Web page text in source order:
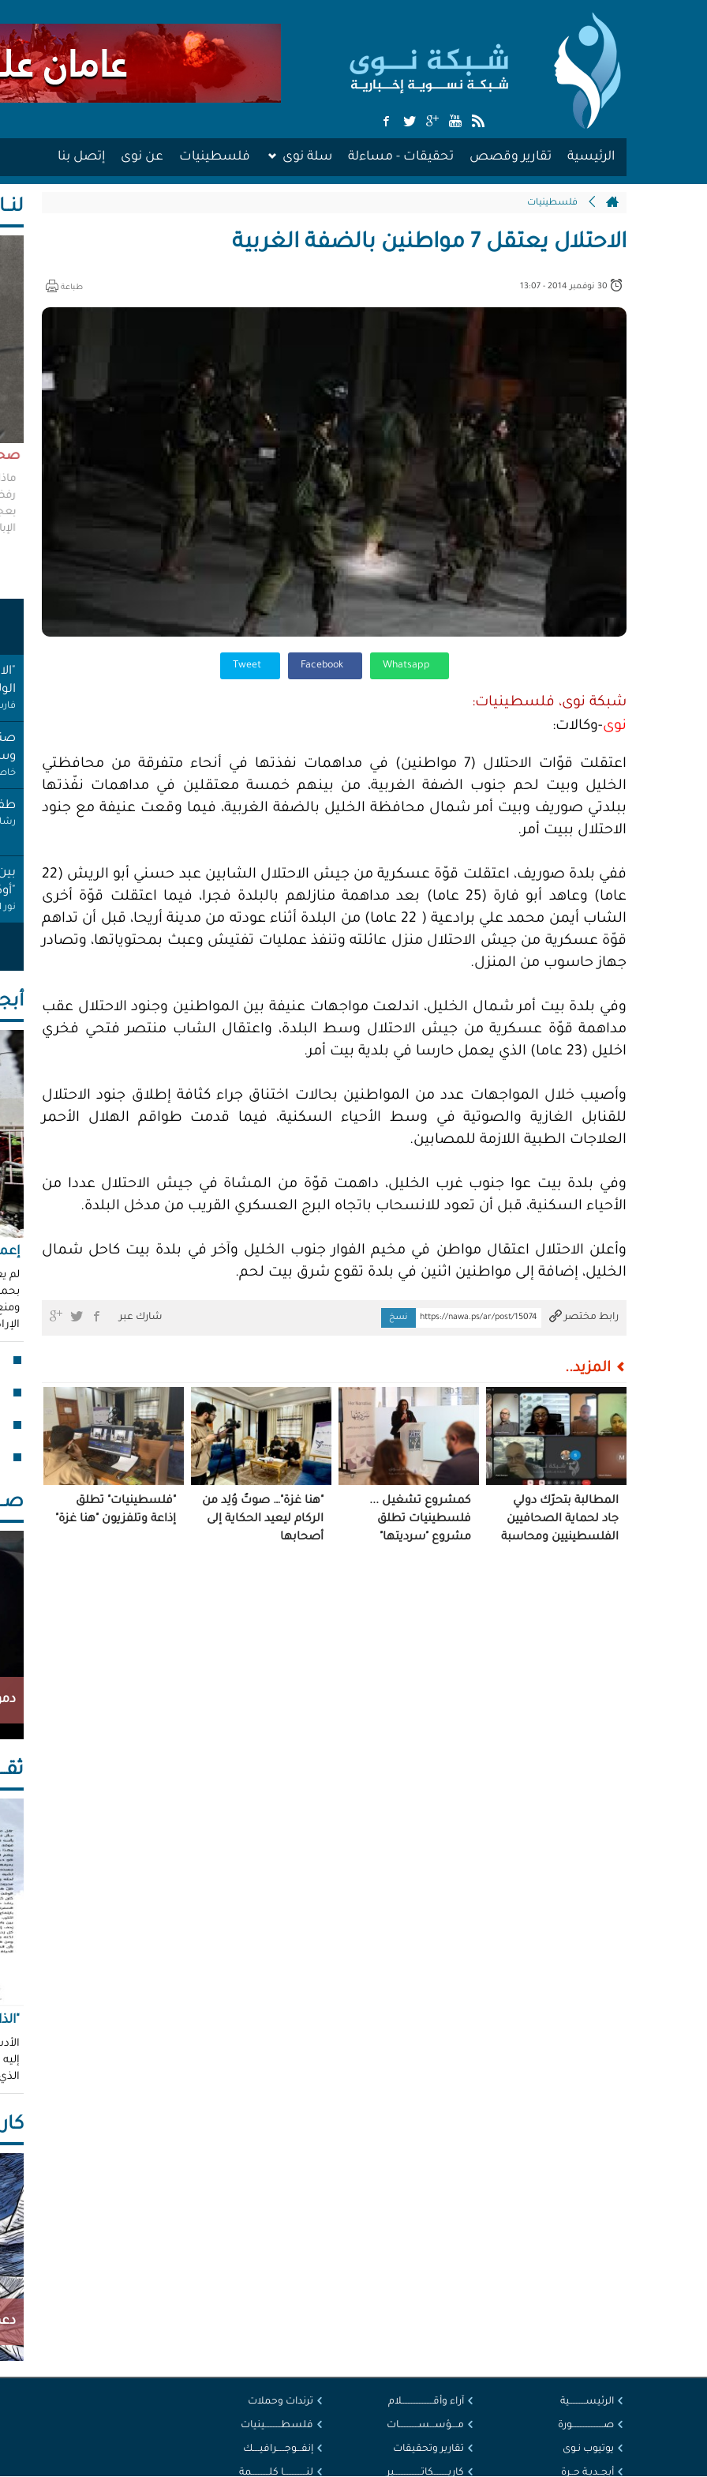
الرئيسية تقارير وقصص تحقيقات - مساءلة سلة نوى فلسطينيات عن نوى إتصل بنا
فلسطينيات
الاحتلال يعتقل 7 مواطنين بالضفة الغربية
طباعة
Tweet Facebook
شبكة نوى، فلسطينيات:
نوى-وكالات:
اعتقلت قوّات الاحتلال (7 مواطنين) في مداهمات نفذتها في أنحاء متفرقة من محافظتي
الخليل وبيت لحم جنوب الضفة الغربية، من بينهم خمسة معتقلين في مداهمات نفّذتها
ببلدتي صوريف وبيت أمر شمال محافظة الخليل بالضفة الغربية، فيما وقعت عنيفة مع جنود
الاحتلال ببيت أمر.
ففي بلدة صوريف، اعتقلت قوّة عسكرية من جيش الاحتلال الشابين عبد حسني أبو الريش (22
عاما) وعاهد أبو فارة (25 عاما) بعد مداهمة منازلهم بالبلدة فجرا، فيما اعتقلت قوّة أخرى
الشاب أيمن محمد علي برادعية ( 22 عاما) من البلدة أثناء عودته من مدينة أريحا، قبل أن تداهم
قوّة عسكرية من جيش الاحتلال منزل عائلته وتنفذ عمليات تفتيش وعبث بمحتوياتها، وتصادر
جهاز حاسوب من المنزل.
وفي بلدة بيت أمر شمال الخليل، اندلعت مواجهات عنيفة بين المواطنين وجنود الاحتلال عقب
مداهمة قوّة عسكرية من جيش الاحتلال وسط البلدة، واعتقال الشاب منتصر فتحي فخري
اخليل (23 عاما) الذي يعمل حارسا في بلدية بيت أمر.
وأصيب خلال المواجهات عدد من المواطنين بحالات اختناق جراء كثافة إطلاق جنود الاحتلال
للقنابل الغازية والصوتية في وسط الأحياء السكنية، فيما قدمت طواقم الهلال الأحمر
العلاجات الطبية اللازمة للمصابين.
وفي بلدة بيت عوا جنوب غرب الخليل، داهمت قوّة من المشاة في جيش الاحتلال عددا من
الأحياء السكنية، قبل أن تعود للانسحاب باتجاه البرج العسكري القريب من مدخل البلدة.
وأعلن الاحتلال اعتقال مواطن في مخيم الفوار جنوب الخليل وآخر في بلدة بيت كاحل شمال
الخليل، إضافة إلى مواطنين اثنين في بلدة تقوع شرق بيت لحم.
رابط مختصر https://nawa.ps/ar/post/15074
تم النسخ نسخ شارك عبر
المزيد..
المطالبة بتحرّك دولي
جاد لحماية الصحافيين
الفلسطينيين ومحاسبة
كمشروع تشغيل ...
فلسطينيات تطلق
مشروع "سرديتها"
"هنا غزة"… صوتٌ وُلِد من
الركام ليعيد الحكاية إلى
أصحابها
"فلسطينيات" تطلق
إذاعة وتلفزيون "هنا غزة"
مش وقته!!
ليس مطلوباً من الصحفي أن يكون مخططًا إستراتيجيًا
ليضع إستراتيجيات عملٍ للهيئات العامة، ولكن من حقه
سؤال من يضعون تلك الاستراتيجيات عن تفاصيلها،
وخططهم في حال حدوث السيناريوهات الأسوأ؟
لم
الرئيســــــــــية آراء وأقــــــــــــــــــــلام ترندات وحملات
صــــــــــــــــــــورة مــــؤســـســــــــــــات فلسطــــــــــينيات
يوتيوب نـوى تقارير وتحقيقات إنفـــوجـــــرافيــــك
أبجــديـة حــرة كاريـــــــــكاتـــــــــــــــــير لنــــــــــــــا كلـــــــــــمة